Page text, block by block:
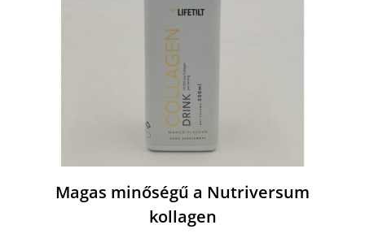
Magas minőségű a Nutriversum
kollagen